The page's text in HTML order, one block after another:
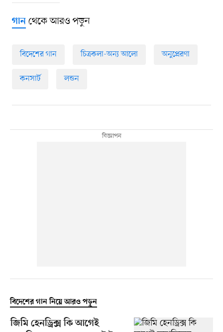
গানথেকে আরও পড়ুন
বিদেশের গান চিত্রকলা-অন্য আলো অনুপ্রেরণা
কনসার্ট লন্ডন
বিদেশের গান নিয়ে আরও পড়ুন
জিমি হেনড্রিক্স কি আগেই